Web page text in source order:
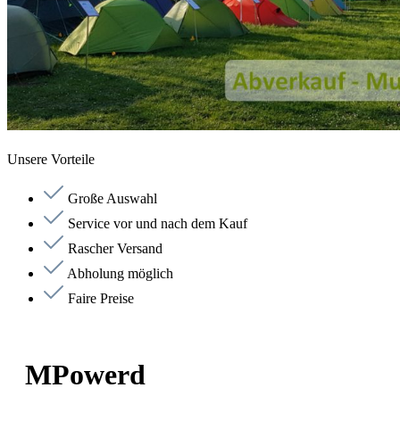
Unsere Vorteile
Große Auswahl
Service vor und nach dem Kauf
Rascher Versand
Abholung möglich
Faire Preise
MPowerd